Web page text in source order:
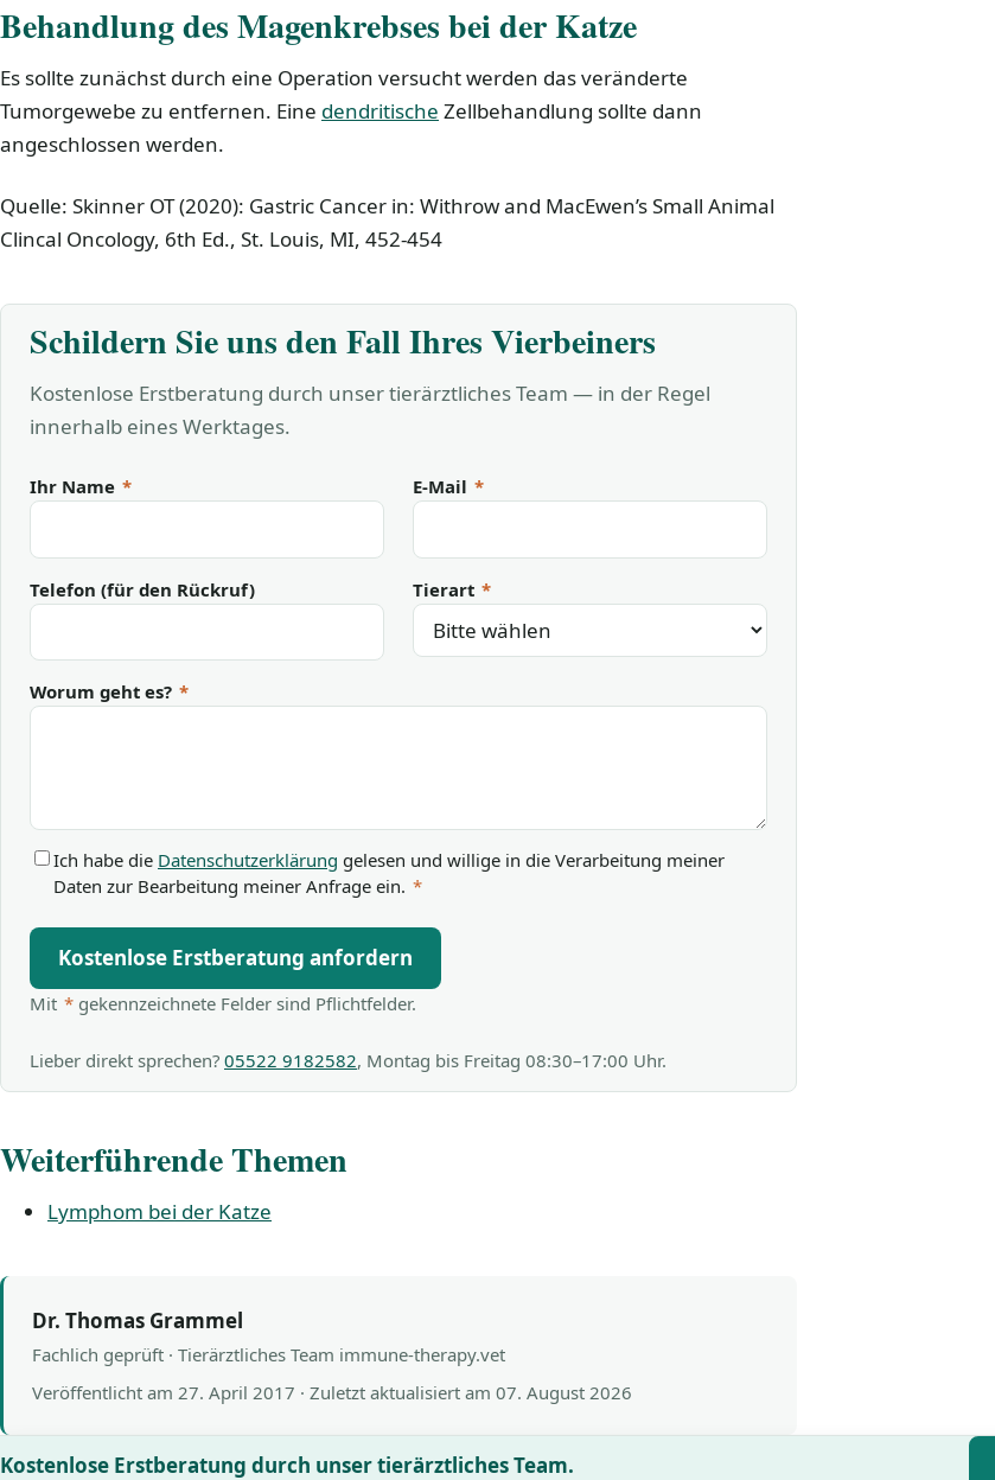
Behandlung des Magenkrebses bei der Katze
Es sollte zunächst durch eine Operation versucht werden das veränderte
Tumorgewebe zu entfernen. Eine dendritische Zellbehandlung sollte dann
angeschlossen werden.
Quelle: Skinner OT (2020): Gastric Cancer in: Withrow and MacEwen’s Small Animal
Clincal Oncology, 6th Ed., St. Louis, MI, 452-454
Schildern Sie uns den Fall Ihres Vierbeiners
Kostenlose Erstberatung durch unser tierärztliches Team — in der Regel
innerhalb eines Werktages.
Ihr Name * E-Mail *
Telefon (für den Rückruf) Tierart *
Worum geht es? *
Ich habe die Datenschutzerklärung gelesen und willige in die Verarbeitung meiner
Daten zur Bearbeitung meiner Anfrage ein. *
Kostenlose Erstberatung anfordern
Mit * gekennzeichnete Felder sind Pflichtfelder.
Lieber direkt sprechen? 05522 9182582, Montag bis Freitag 08:30–17:00 Uhr.
Weiterführende Themen
Lymphom bei der Katze
Dr. Thomas Grammel
Fachlich geprüft · Tierärztliches Team immune-therapy.vet
Veröffentlicht am 27. April 2017 · Zuletzt aktualisiert am 07. August 2026
Kostenlose Erstberatung durch unser tierärztliches Team.